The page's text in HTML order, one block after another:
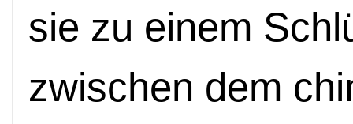
sie zu einem
zwischen dem